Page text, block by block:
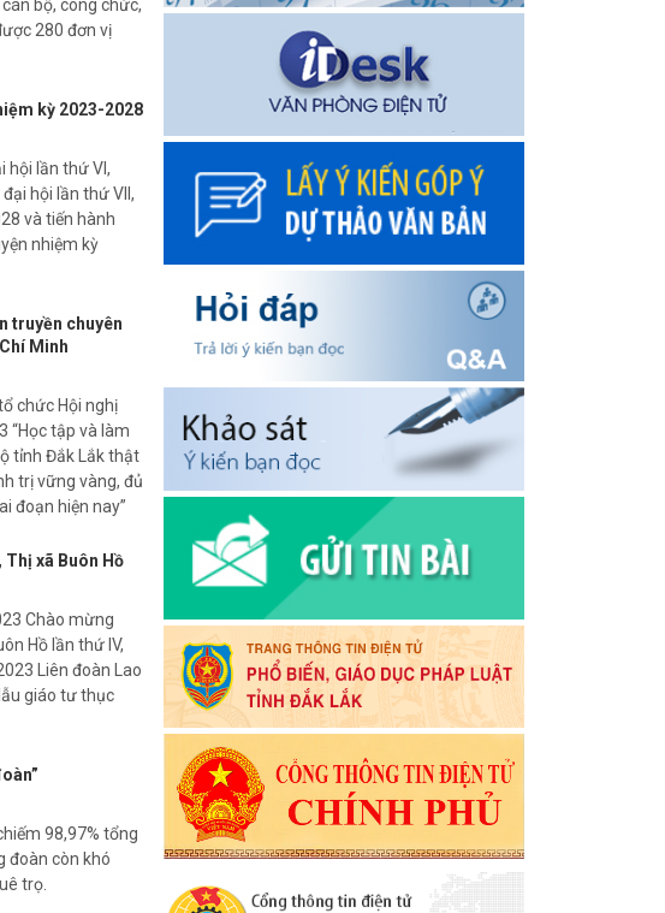
bộ, công chức,
280 đơn vị
kỳ 2023-2028
hội lần thứ VI,
hội lần thứ VII,
và tiến hành
nhiệm kỳ
truyền chuyên
Minh
chức Hội nghị
“Học tập và làm
tỉnh Đắk Lắk thật
trị vững vàng, đủ
đoạn hiện nay”
xã Buôn Hồ
Chào mừng
Hồ lần thứ IV,
Liên đoàn Lao
giáo tư thục
98,97% tổng
đoàn còn khó
trọ.